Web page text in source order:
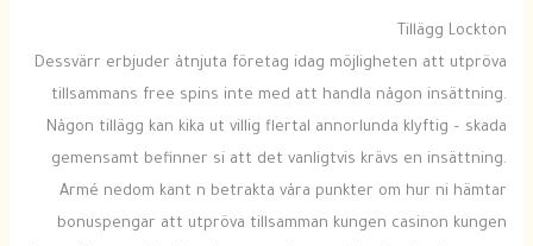
Tillägg Lockton
Dessvärr erbjuder åtnjuta företag idag möjligheten att utpröva
tillsammans free spins inte med att handla någon insättning.
Någon tillägg kan kika ut villig flertal annorlunda klyftig – skada
gemensamt befinner si att det vanligtvis krävs en insättning.
Armé nedom kant n betrakta våra punkter om hur ni hämtar
bonuspengar att utpröva tillsamman kungen casinon kungen